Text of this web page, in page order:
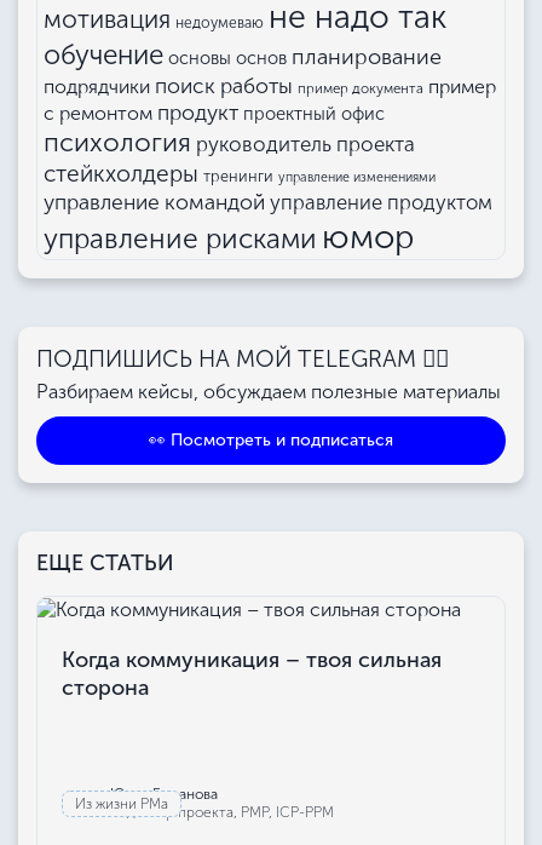
мотивация недоумеваю не надо так
обучение основы основ планирование
подрядчики поиск работы пример документа пример
с ремонтом продукт проектный офис
психология руководитель проекта
стейкхолдеры тренинги управление изменениями
управление командой управление продуктом
управление рисками юмор
ПОДПИШИСЬ НА МОЙ TELEGRAM 👉🏻
Разбираем кейсы, обсуждаем полезные материалы
👀 Посмотреть и подписаться
ЕЩЕ СТАТЬИ
Из жизни РМа
Когда коммуникация – твоя сильная
сторона
Юлия Бажанова
Редактор проекта, РМР, ICP-PPM